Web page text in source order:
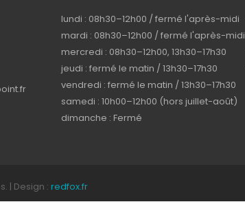
lundi : 08h30–12h00 / fermé l'après-midi
mardi : 08h30–12h00 / fermé l'après-midi
mercredi : 08h30–12h00, 13h30–17h30
jeudi : fermé le matin / 13h30–17h30
vendredi : fermé le matin / 13h30–17h30
samedi : 10h00–12h00 (hors juillet-août)
dimanche : Fermé
| Design :redfox.fr